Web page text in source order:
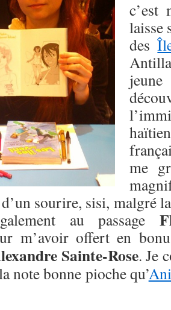
c’est
laisse
des
me
sourire, sisi, malgré
au passage
m’avoir offert en
Sainte-Rose. Je
note bonne pioche qu’